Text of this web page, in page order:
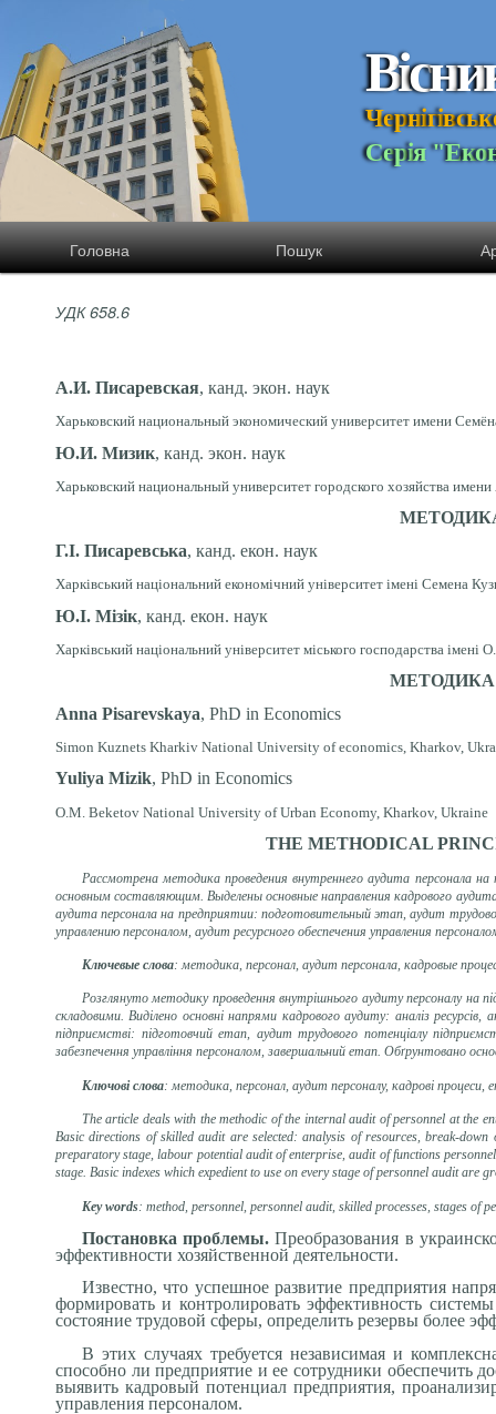
Вісни
Чернігівськ
Серія "Еко
Головна Пошук
УДК 658.6
А.И. Писаревская, канд. экон. наук
Харьковский национальный экономический университет имени
Ю.И. Мизик, канд. экон. наук
Харьковский национальный университет городского хозяйства
Г.І. Писаревська, канд. екон. наук
Харківський національний економічний університет імені Семена
Ю.І. Мізік, канд. екон. наук
Харківський національний університет міського господарства імені
МЕТОДИКА
Anna Pіsarevskaуа, PhD in Economics
Simon Kuznets Kharkiv National University of economics, Kharkоv,
Yuliуa Mizik, PhD in Economics
O.M. Beketov National University of Urban Economy, Kharkоv, Ukraine
THE METHODICAL
Рассмотрена методика проведения внутреннего аудита персонала
основным составляющим. Выделены основные направления кадрового
аудита персонала на предприятии: подготовительный этап, аудит
управлению персоналом, аудит ресурсного обеспечения управления
Ключевые слова: методика, персонал, аудит персонала, кадровые
Розглянуто методику проведення внутрішнього аудиту персоналу на
складовими. Виділено основні напрями кадрового аудиту: аналіз
підприємстві: підготовчий етап, аудит трудового потенціалу
забезпечення управління персоналом, завершальний етап. Обґрунтовано
Ключові слова: методика, персонал, аудит персоналу, кадрові процеси,
The article deals with the methodic of the internal audit of personnel at the
Basic directions of skilled audit are selected: analysis of resources, break-
preparatory stage, labour potential audit of enterprise, audit of functions
stage. Basic indexes which expedient to use on every stage of personnel audit are
Key words: method, personnel, personnel audit, skilled processes, stages of
Постановка проблемы. Преобразования в
эффективности хозяйственной деятельности.
Известно, что успешное развитие предприятия
формировать и контролировать эффективность
состояние трудовой сферы, определить резервы более
В этих случаях требуется независимая и
способно ли предприятие и ее сотрудники обеспечить
выявить кадровый потенциал предприятия,
управления персоналом.